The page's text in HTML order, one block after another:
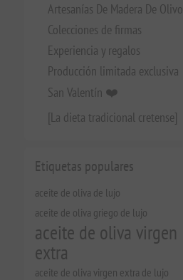
Artesanías De Madera De Olivo
Colecciones de firmas
Experiencia y regalos
Producción limitada exclusiva
San Valentín ❤️
[La dieta tradicional cretense]
Etiquetas populares
aceite de oliva de lujo
aceite de oliva griego de lujo
aceite de oliva virgen
extra
aceite de oliva virgen extra de lujo